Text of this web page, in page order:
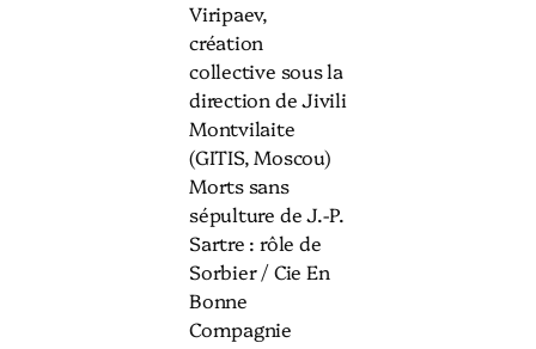
Viripaev,
création
collective sous la
direction de Jivili
Montvilaite
(GITIS, Moscou)
Morts sans
sépulture de J.-P.
Sartre : rôle de
Sorbier / Cie En
Bonne
Compagnie